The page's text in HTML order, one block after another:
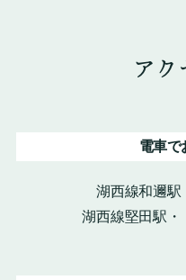
ア
電車で
湖西線和邇駅
湖西線堅田駅・